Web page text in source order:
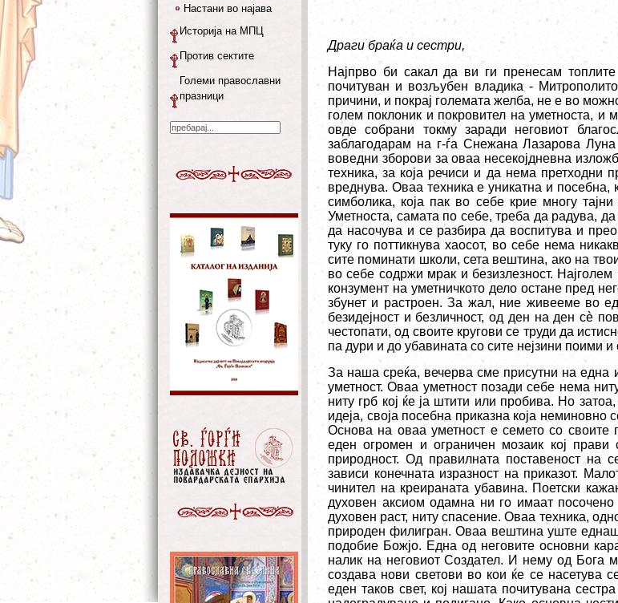
Драги браќа и сестри,
Најпрво би сакал да ви ги пренесам
почитуван и возљубен владика -
причини, и покрај големата желба, не е во
голем поклоник и покровител на уметноста,
овде собрани токму заради неговиот
заблагодарам на г-ѓа Снежана Лазарова
воведни зборови за оваа несекојдневна
техника, за која речиси и да нема
вреднува. Оваа техника е уникатна и посебна,
симболика, која пак во себе крие многу
Уметноста, самата по себе, треба да радува,
да насочува и се разбира да воспитува и
туку го поттикнува хаосот, во себе нема
сите поминати школи, сета вештина, ако на
во себе содржи мрак и безизлезност. Најголем
конзумент на уметничкото дело остане пред
збунет и растроен. За жал, ние живееме во
безидејност и безличност, од ден на ден сè
честопати, од своите кругови се труди да
па дури и до убавината со сите нејзини поими
За наша среќа, вечерва сме присутни на една
уметност. Оваа уметност позади себе нема
ниту грб кој ќе ја штити или пробива. Но
идеја, своја посебна приказна која
Основа на оваа уметност е семето со
еден огромен и ограничен мозаик кој
природност. Од правилната поставеност на
зависи конечната изразност на приказот.
чинител на креираната убавина. Поетски
духовен аксиом одамна ни го имаат
духовен раст, ниту спасение. Оваа техника,
природен филигран. Оваа вештина уште
подобие Божјо. Една од неговите основни
налик на неговиот Создател. И нему од Бога
создава нови светови во кои ќе се насетува
еден таков свет, кој нашата почитувана
Настани во најава
Историја на МПЦ
Против сектите
Големи православни
празници